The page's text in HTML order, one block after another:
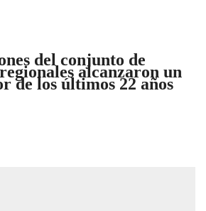
del conjunto de
alcanzaron un
de los últimos 22 años